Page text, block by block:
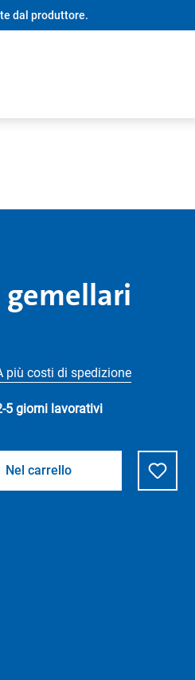
dal produttore.
più costi di spedizione
5 giorni lavorativi
Nel carrello